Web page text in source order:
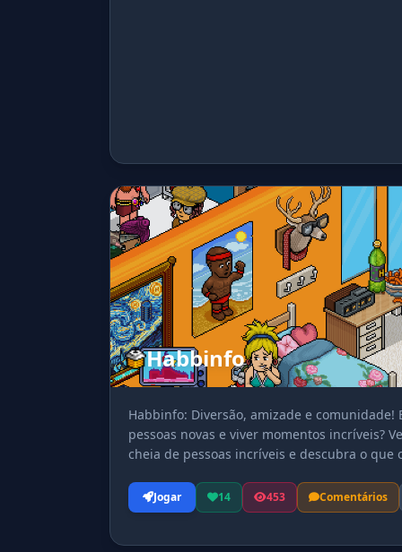
Habbinfo
Habbinfo: Diversão, amizade e
pessoas novas e viver momentos incríveis?
cheia de pessoas incríveis e descubra o
Jogar 14 453 Comentários